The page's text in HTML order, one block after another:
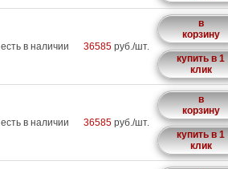
есть в наличии 36585 руб./шт.
в
корзину
купить в 1
клик
есть в наличии 36585 руб./шт.
в
корзину
купить в 1
клик